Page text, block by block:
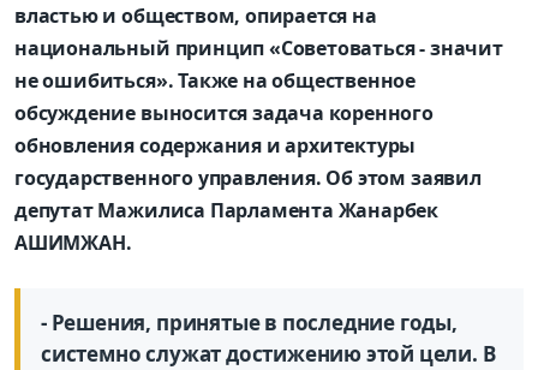
властью и обществом, опирается на
национальный принцип «Советоваться - значит
не ошибиться». Также на общественное
обсуждение выносится задача коренного
обновления содержания и архитектуры
государственного управления. Об этом заявил
депутат Мажилиса Парламента Жанарбек
АШИМЖАН.
- Решения, принятые в последние годы,
системно служат достижению этой цели. В